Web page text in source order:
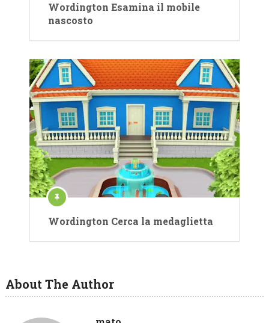
Wordington Esamina il mobile
nascosto
Wordington Cerca la medaglietta
About The Author